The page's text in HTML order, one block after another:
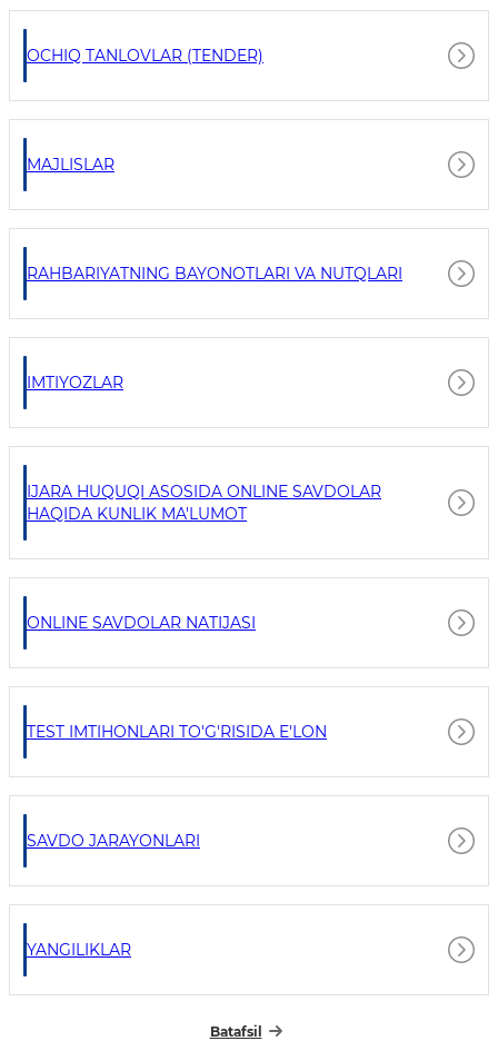
OCHIQ TANLOVLAR (TENDER)
MAJLISLAR
RAHBARIYATNING BAYONOTLARI VA NUTQLARI
IMTIYOZLAR
IJARA HUQUQI ASOSIDA ONLINE SAVDOLAR
HAQIDA KUNLIK MA'LUMOT
ONLINE SAVDOLAR NATIJASI
TEST IMTIHONLARI TO'G'RISIDA E'LON
SAVDO JARAYONLARI
YANGILIKLAR
Batafsil